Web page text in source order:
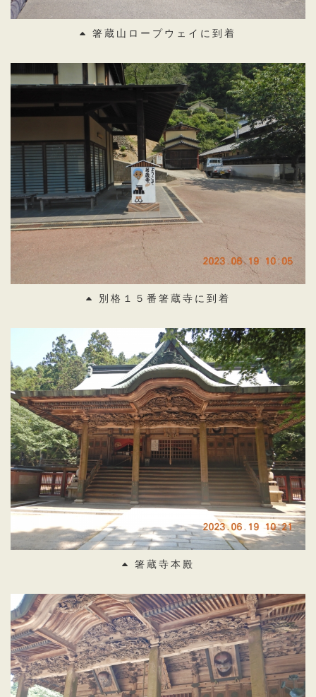
箸蔵山ロープウェイに到着
別格１５番箸蔵寺に到着
箸蔵寺本殿